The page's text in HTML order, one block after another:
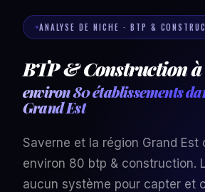
ANALYSE DE NICHE · BTP &
BTP & Construction à
environ 80 établissements
Grand Est
Saverne et la région Grand Est
environ 80 btp & construction.
aucun système pour capter et